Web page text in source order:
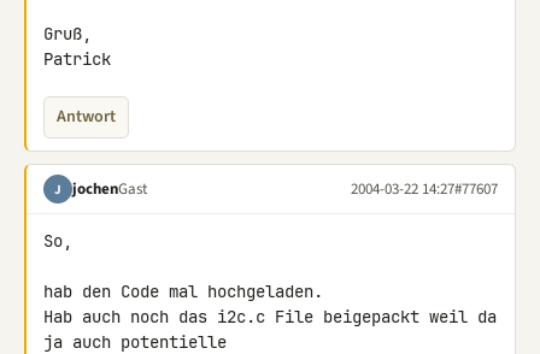
Gruß,
Patrick
Antwort
J jochenGast 2004-03-22 14:27#77607
So,
hab den Code mal hochgeladen.
Hab auch noch das i2c.c File beigepackt weil da
ja auch potentielle